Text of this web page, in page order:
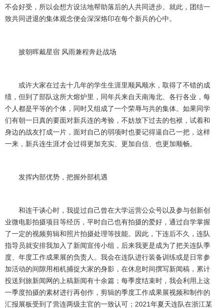
不会好受，所以会想方设法地帮助落后的人共同进步。就此，团结一
致共同进退的集体观念便会深深烙印在每个新兵的心中。
披朝晖戴星宿 风雨兼程奔赴战场
或许大家在过去十几年的学生生涯里顺风顺水，取得了不错的成
绩，但到了部队这所大熔炉里，同年兵来自天南海北、各行各业，每
个人都是平等的个体，同时又组成了一个荣辱与共的集体。如果同学
们有朝一日真的要面对新兵连的考验，不妨放下过去的包袱，试着和
身边的战友打成一片，面对自己的弱项时也要记得逼自己一把，这样
一来，新兵连生涯才会过得更加充实、更加自信、也更加顺畅。
发挥内部优势，把握外部机遇
和连干谈心时，我提过自己曾在大学运营公众号以及参与创新创
业微电影拍摄项目等经历，平时自己也有拍摄的爱好，通过自学掌握
了一定的视频剪辑和照片拍摄处理等技能。因此，下连后不久，连队
指导员就安排我加入了新闻宣传小组，后来我更是成为了把关连队季
度、年度工作成果展的负责人。我会在连队进行装备训练或是日常参
加活动的间隙用相机捕捉大家的身影，在休息时间撰写新闻稿，累计
投送到旅新闻网的上稿新闻有十余篇；每季度结束时，我会利用上这
一季度拍摄的素材进行再创作，剪辑的季度工作成果展视频和制作的
汇报展板受到了营连两级主官的一致认可； 2021年夏天连队在浙江某